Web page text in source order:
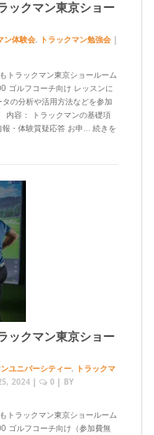
ックマン東京ショー
ン体験会, トラックマン勉強会 |
トラックマン東京ショールーム
ゴルフコーチ向け レッスンに
の分析や活用方法などを参加
内容： トラックマンの基礎項
・体験質疑応答 お申… 続きを
ックマン東京ショー
ユニバーシティー, トラックマ
2024 | 0 | BY
トラックマン東京ショールーム
ゴルフコーチ向け（参加費無